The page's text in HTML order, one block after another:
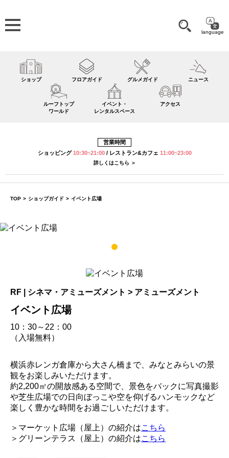
language
ショップ フロアガイド グルメガイド ニュース
ルーフトップ
ワールド
イベント・
レンタルスペース
アクセス
営業時間
ショッピング10:30~21:00 / レストラン&カフェ 11:00~23:00
詳しくはこちら ＞
TOP > ショップガイド > イベント広場
1
RF | シネマ・アミューズメント > アミューズメント
イベント広場
10：30～22：00
（入場無料）
横浜赤レンガ倉庫から大さん橋まで、みなとみらいの景
観をお楽しみいただけます。
約2,200㎡の開放感ある空間で、景色をバックに写真撮影
や芝生広場での日向ぼっこや空を仰げるハンモックなど
楽しく豊かな時間をお過ごしいただけます。
＞マーケット広場（屋上）の紹介はこちら
＞グリーンテラス（屋上）の紹介はこちら